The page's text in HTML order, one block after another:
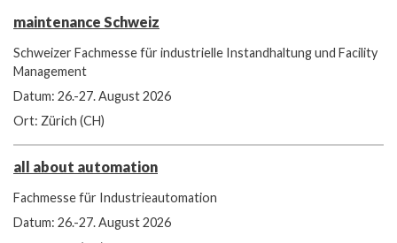
maintenance Schweiz
Schweizer Fachmesse für industrielle Instandhaltung und Facility
Management
Datum: 26.-27. August 2026
Ort: Zürich (CH)
all about automation
Fachmesse für Industrieautomation
Datum: 26.-27. August 2026